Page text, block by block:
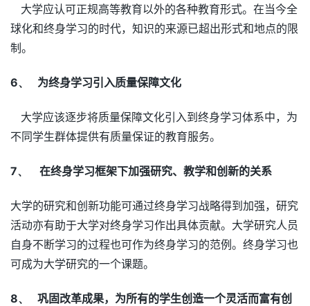
大学应认可正规高等教育以外的各种教育形式。在当今全
球化和终身学习的时代，知识的来源已超出形式和地点的限
制。
6、 为终身学习引入质量保障文化
大学应该逐步将质量保障文化引入到终身学习体系中，为
不同学生群体提供有质量保证的教育服务。
7、 在终身学习框架下加强研究、教学和创新的关系
大学的研究和创新功能可通过终身学习战略得到加强，研究
活动亦有助于大学对终身学习作出具体贡献。大学研究人员
自身不断学习的过程也可作为终身学习的范例。终身学习也
可成为大学研究的一个课题。
8、 巩固改革成果，为所有的学生创造一个灵活而富有创